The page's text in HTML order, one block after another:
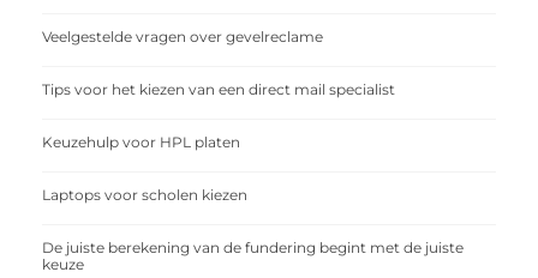
Veelgestelde vragen over gevelreclame
Tips voor het kiezen van een direct mail specialist
Keuzehulp voor HPL platen
Laptops voor scholen kiezen
De juiste berekening van de fundering begint met de juiste
keuze